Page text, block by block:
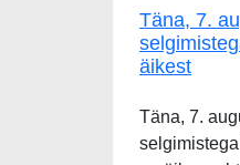
Täna, 7.
äikest
Täna, 7.